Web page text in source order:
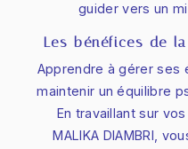
guider vers un
Les bénéfices de
Apprendre à gérer ses
maintenir un équilibre
En travaillant sur
MALIKA DIAMBRI,